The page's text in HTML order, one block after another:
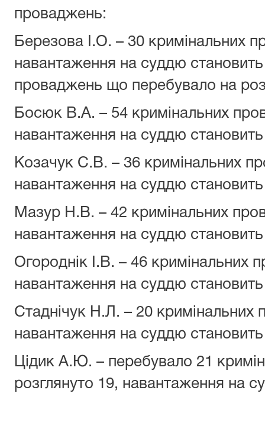
проваджень:
Березова І.О. – 30 кримінальних
навантаження на суддю становить
проваджень що перебувало на
Босюк В.А. – 54 кримінальних
навантаження на суддю
Козачук С.В. – 36 кримінальних
навантаження на суддю
Мазур Н.В. – 42 кримінальних
навантаження на суддю
Огороднік І.В. – 46 кримінальних
навантаження на суддю
Стаднічук Н.Л. – 20 кримінальних
навантаження на суддю
Цідик А.Ю. – перебувало 21
розглянуто 19, навантаження на